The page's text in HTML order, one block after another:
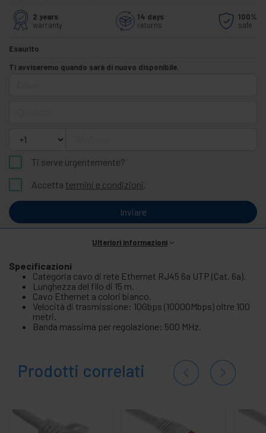
2 years
warranty
14 days
returns
100%
safe
Esaurito
Ti avviseremo quando sarà di nuovo disponibile.
Ti serve urgentemente?
Accetta termini e condizioni.
Inviare
Ulteriori informazioni
Specificazioni
Categoria cavo di rete Ethernet RJ45 6a UTP (Cat. 6a).
Lunghezza del filo di 15 m.
Cavo Ethernet a colori bianco.
Velocità di trasmissione: 10Gbps (10000Mbps) oltre 100
metri.
Banda massima per regolazione: 500 MHz.
Prodotti correlati